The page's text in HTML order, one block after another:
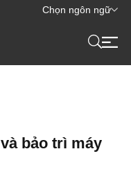
Chọn ngôn ngữ
bảo trì máy